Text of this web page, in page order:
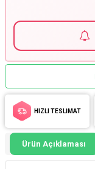
HIZLI TESLİMAT
Ürün Açıklaması